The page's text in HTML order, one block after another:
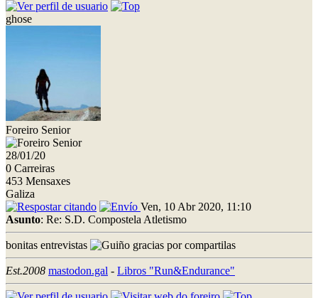
ghose
Foreiro Senior
28/01/20
0 Carreiras
453 Mensaxes
Galiza
Ven, 10 Abr 2020, 11:10
Asunto: Re: S.D. Compostela Atletismo
bonitas entrevistas gracias por compartilas
Est.2008 mastodon.gal - Libros "Run&Endurance"